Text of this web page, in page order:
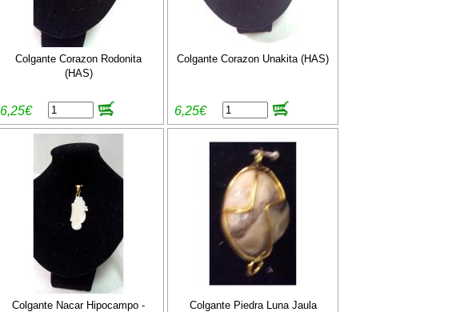
Colgante Corazon Rodonita
(HAS)
6,25€
Colgante Corazon Unakita (HAS)
6,25€
Colgante Nacar Hipocampo -
Colgante Piedra Luna Jaula